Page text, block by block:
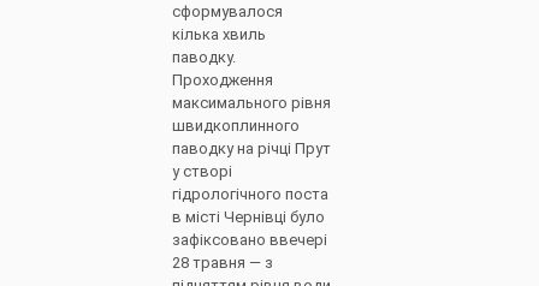
сформувалося
кілька хвиль
паводку.
Проходження
максимального рівня
швидкоплинного
паводку на річці Прут
у створі
гідрологічного поста
в місті Чернівці було
зафіксовано ввечері
28 травня — з